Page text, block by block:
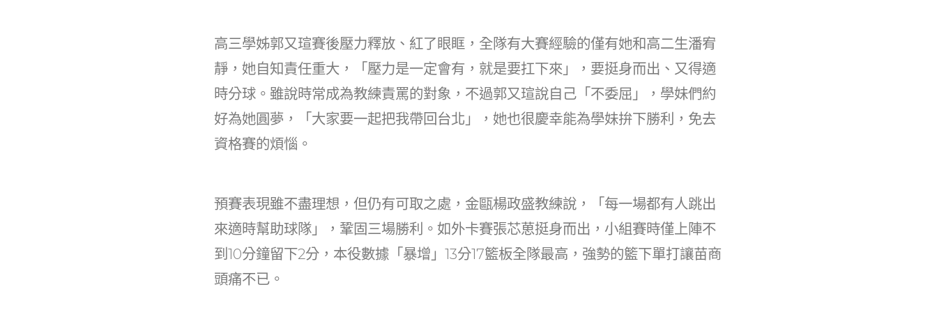
高三學姊郭又瑄賽後壓力釋放、紅了眼眶，全隊有大賽經驗的僅有她和高二生潘宥
靜，她自知責任重大，「壓力是一定會有，就是要扛下來」，要挺身而出、又得適
時分球。雖說時常成為教練責罵的對象，不過郭又瑄說自己「不委屈」，學妹們約
好為她圓夢，「大家要一起把我帶回台北」，她也很慶幸能為學妹拚下勝利，免去
資格賽的煩惱。
預賽表現雖不盡理想，但仍有可取之處，金甌楊政盛教練說，「每一場都有人跳出
來適時幫助球隊」，鞏固三場勝利。如外卡賽張芯葸挺身而出，小組賽時僅上陣不
到10分鐘留下2分，本役數據「暴增」13分17籃板全隊最高，強勢的籃下單打讓苗商
頭痛不已。